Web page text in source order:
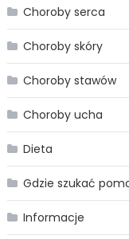
Choroby serca
Choroby skóry
Choroby stawów
Choroby ucha
Dieta
Gdzie szukać
Informacje